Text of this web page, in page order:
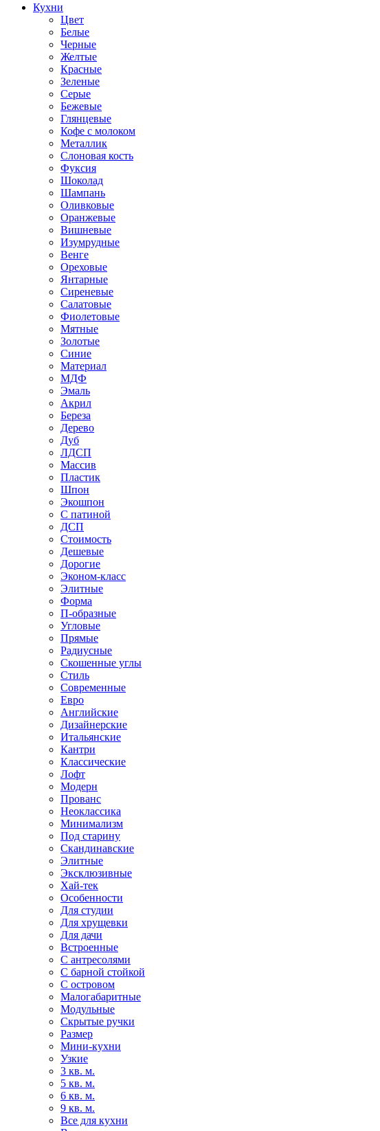
Кухни
Цвет
Белые
Черные
Желтые
Красные
Зеленые
Серые
Бежевые
Глянцевые
Кофе с молоком
Металлик
Слоновая кость
Фуксия
Шоколад
Шампань
Оливковые
Оранжевые
Вишневые
Изумрудные
Венге
Ореховые
Янтарные
Сиреневые
Салатовые
Фиолетовые
Мятные
Золотые
Синие
Материал
МДФ
Эмаль
Акрил
Береза
Дерево
Дуб
ЛДСП
Массив
Пластик
Шпон
Экошпон
С патиной
ДСП
Стоимость
Дешевые
Дорогие
Эконом-класс
Элитные
Форма
П-образные
Угловые
Прямые
Радиусные
Скошенные углы
Стиль
Современные
Евро
Английские
Дизайнерские
Итальянские
Кантри
Классические
Лофт
Модерн
Прованс
Неоклассика
Минимализм
Под старину
Скандинавские
Элитные
Эксклюзивные
Хай-тек
Особенности
Для студии
Для хрущевки
Для дачи
Встроенные
С антресолями
С барной стойкой
С островом
Малогабаритные
Модульные
Скрытые ручки
Размер
Мини-кухни
Узкие
3 кв. м.
5 кв. м.
6 кв. м.
9 кв. м.
Все для кухни